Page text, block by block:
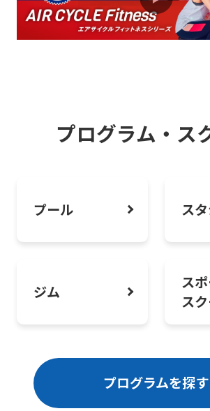
シニアからセントラルライ
う！
ブの相互利用のご案内
スタジオオンライン予約シ
方法について
プログラム・ス
プール ス
ジム
ス
ス
プログラムを探す